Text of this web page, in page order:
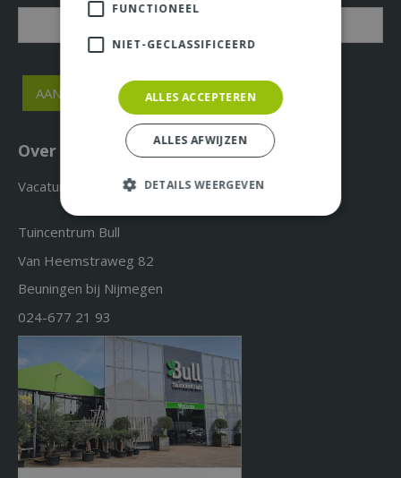
Over ons & Contact
Vacatures
Tuincentrum Bull
Van Heemstraweg 82
Beuningen bij Nijmegen
024-677 21 93
FUNCTIONEEL
NIET-GECLASSIFICEERD
ALLES ACCEPTEREN
ALLES AFWIJZEN
DETAILS WEERGEVEN